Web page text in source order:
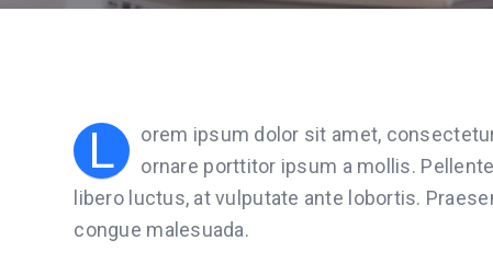
L
orem ipsum dolor sit amet,
ornare porttitor ipsum a mollis.
libero luctus, at vulputate ante lobortis.
congue malesuada.